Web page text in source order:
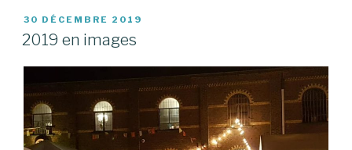
PUBLIÉ
LE
30 DÉCEMBRE 2019
2019 en images